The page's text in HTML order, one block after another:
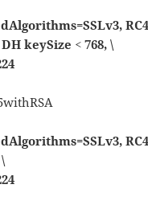
keySize < 768, \